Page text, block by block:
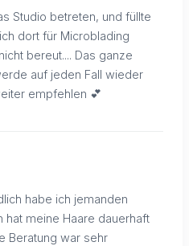
Studio betreten, und füllte
dort für Microblading
bereut.... Das ganze
auf jeden Fall wieder
empfehlen 💕
habe ich jemanden
meine Haare dauerhaft
Beratung war sehr